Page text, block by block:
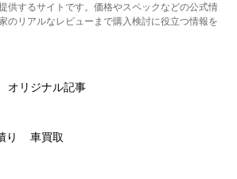
供するサイトです。価格やスペックなどの公式情
のリアルなレビューまで購入検討に役立つ情報を
オリジナル記事
り 車買取